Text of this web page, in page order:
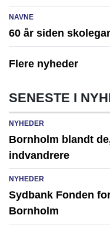
NAVNE
60 år siden
Flere nyheder
SENESTE I
NYHEDER
Bornholm blandt
indvandrere
NYHEDER
Sydbank Fonden
Bornholm